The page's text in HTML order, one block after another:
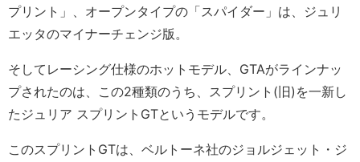
プリント」、オープンタイプの「スパイダー」は、ジュリ
エッタのマイナーチェンジ版。
そしてレーシング仕様のホットモデル、GTAがラインナッ
プされたのは、この2種類のうち、スプリント(旧)を一新し
たジュリア スプリントGTというモデルです。
このスプリントGTは、ベルトーネ社のジョルジェット・ジ